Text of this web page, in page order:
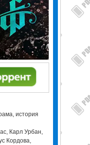
история
Карл Урбан,
Кордова,